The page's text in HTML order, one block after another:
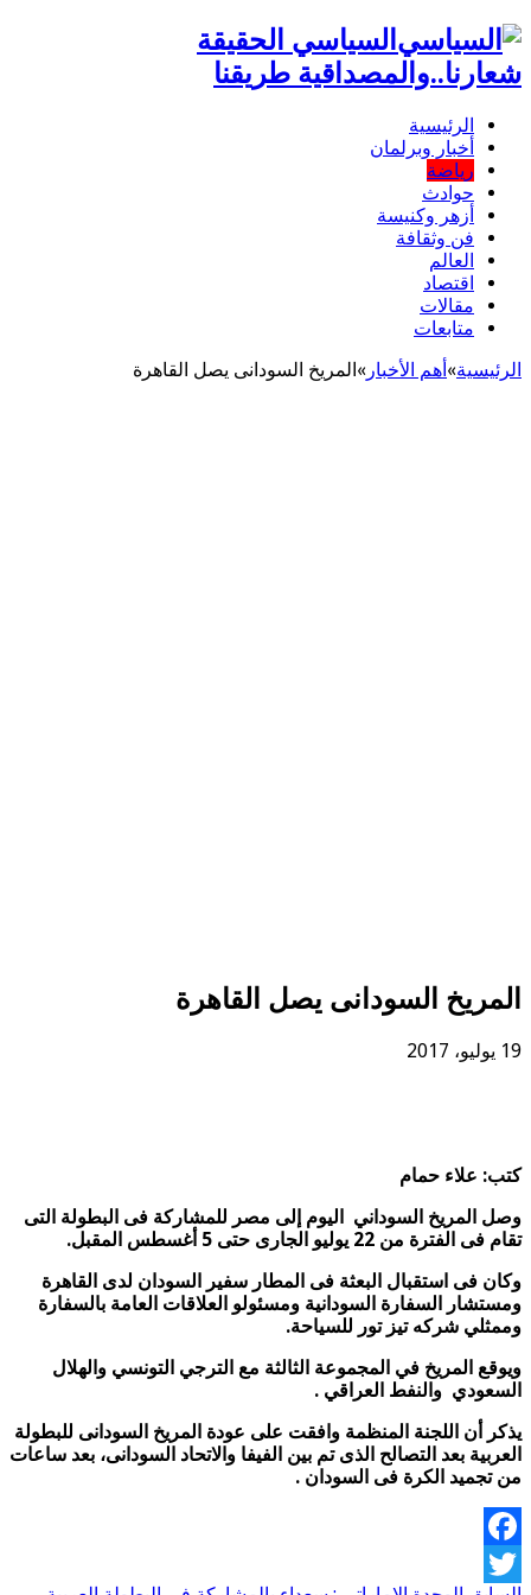
السياسي الحقيقة
شعارنا..والمصداقية طريقنا
الرئيسية
أخبار وبرلمان
رياضة
حوادث
أزهر وكنيسة
فن وثقافة
العالم
اقتصاد
مقالات
متابعات
الرئيسية»أهم اﻷخبار »المريخ السودانى يصل القاهرة
المريخ السودانى يصل القاهرة
19 يوليو، 2017
كتب: علاء حمام
وصل المريخ السوداني اليوم إلى مصر للمشاركة فى البطولة التى
تقام فى الفترة من 22 يوليو الجارى حتى 5 أغسطس المقبل.
وكان فى استقبال البعثة فى المطار سفير السودان لدى القاهرة
ومستشار السفارة السودانية ومسئولو العلاقات العامة بالسفارة
وممثلي شركه تيز تور للسياحة.
ويوقع المريخ في المجموعة الثالثة مع الترجي التونسي والهلال
السعودي والنفط العراقي .
يذكر أن اللجنة المنظمة وافقت على عودة المريخ السودانى للبطولة
العربية بعد التصالح الذى تم بين الفيفا والاتحاد السودانى، بعد ساعات
من تجميد الكرة فى السودان .
Facebook